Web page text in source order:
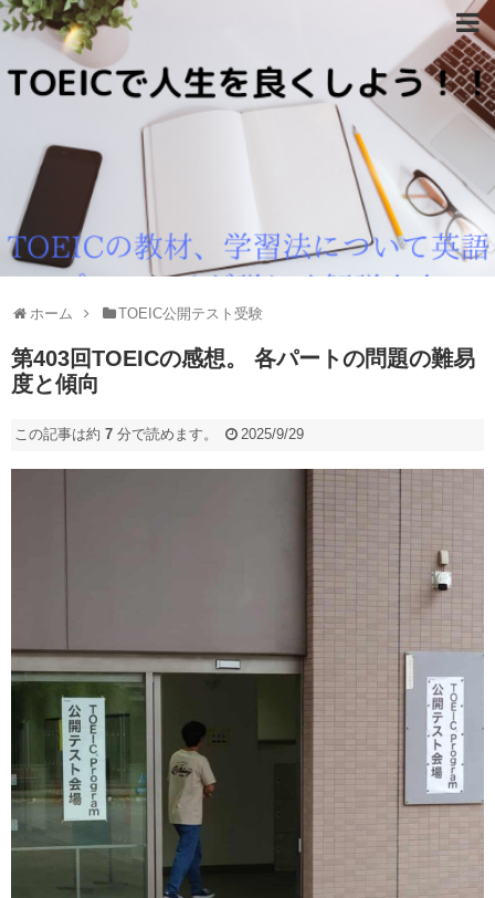
ホーム TOEIC公開テスト受験
第403回TOEICの感想。 各パートの問題の難易
度と傾向
この記事は約 7 分で読めます。 2025/9/29